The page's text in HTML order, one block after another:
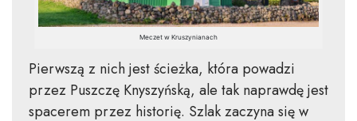
Meczet w Kruszynianach
Pierwszą z nich jest ścieżka, która powadzi
przez Puszczę Knyszyńską, ale tak naprawdę jest
spacerem przez historię. Szlak zaczyna się w